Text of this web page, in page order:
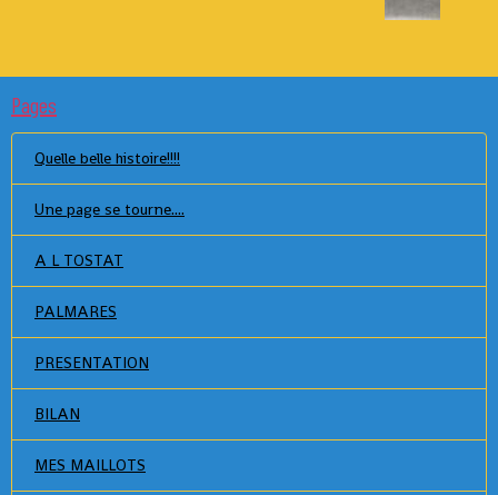
Pages
Quelle belle histoire!!!!
Une page se tourne....
A L TOSTAT
PALMARES
PRESENTATION
BILAN
MES MAILLOTS